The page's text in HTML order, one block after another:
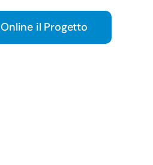
il Progetto